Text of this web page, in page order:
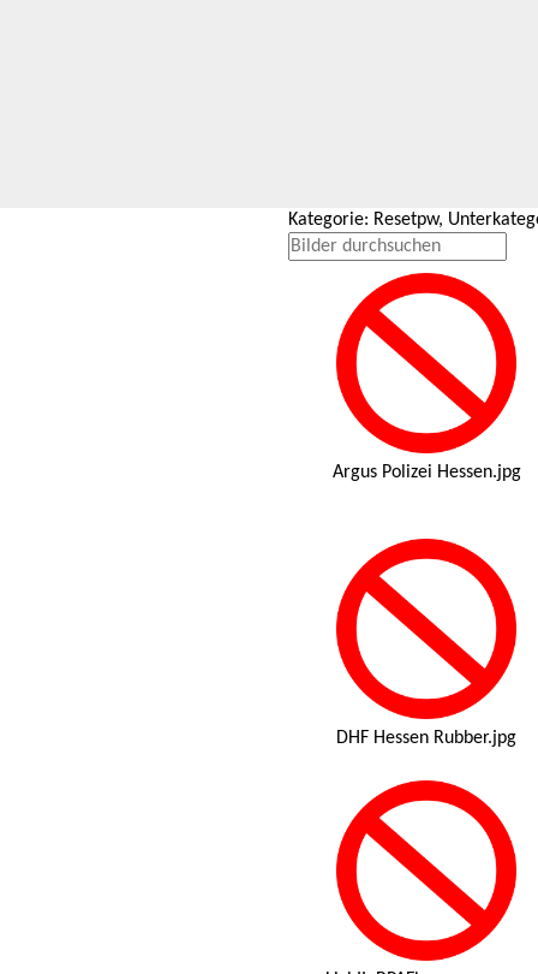
Kategorie: Resetpw,
Argus Polizei Hessen.jpg
DHF Hessen Rubber.jpg